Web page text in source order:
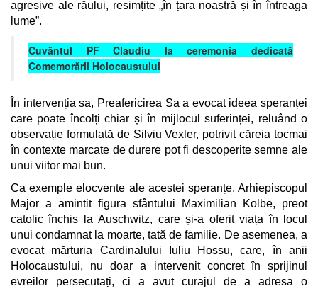
agresive ale răului, resimțite „în țara noastră și în întreaga
lume”.
Cuvântul PF Claudiu la ceremonia dedicată
Comemorării Holocaustului
În intervenția sa, Preafericirea Sa a evocat ideea speranței
care poate încolți chiar și în mijlocul suferinței, reluând o
observație formulată de Silviu Vexler, potrivit căreia tocmai
în contexte marcate de durere pot fi descoperite semne ale
unui viitor mai bun.
Ca exemple elocvente ale acestei speranțe, Arhiepiscopul
Major a amintit figura sfântului
Maximilian Kolbe, preot
catolic închis la Auschwitz, care și-a oferit viața în locul
unui condamnat la moarte, tată de familie. De asemenea, a
evocat mărturia Cardinalului
Iuliu Hossu, care, în anii
Holocaustului, nu doar a intervenit concret în sprijinul
evreilor persecutați, ci a avut curajul de a adresa o